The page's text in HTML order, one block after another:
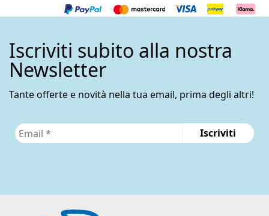
Iscriviti subito alla nostra
Newsletter
Tante offerte e novità nella tua email, prima degli altri!